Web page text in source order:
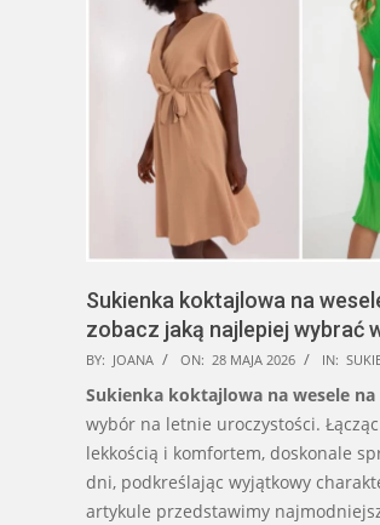
Sukienka koktajlowa na
zobacz jaką najlepiej wybrać
2026-
05-
28
BY: JOANA ON: 28 MAJA 2026 IN:
Sukienka koktajlowa na wesele na
wybór na letnie uroczystości.
lekkością i komfortem, doskonale
dni, podkreślając wyjątkowy
artykule przedstawimy